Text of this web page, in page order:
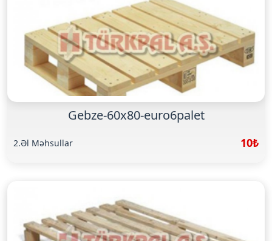
Gebze-60x80-euro6palet
2.Əl Məhsullar 10₺